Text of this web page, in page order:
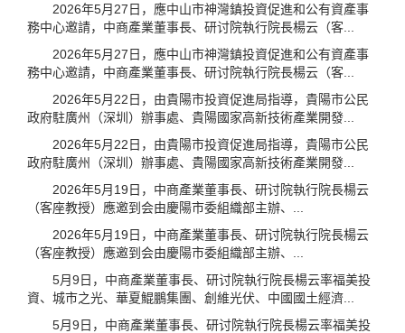
2026年5月27日，應中山市神灣鎮投資促進和公有資產事
務中心邀請，中商產業董事長、研讨院執行院長楊云（客...
2026年5月27日，應中山市神灣鎮投資促進和公有資產事
務中心邀請，中商產業董事長、研讨院執行院長楊云（客...
2026年5月22日，由貴陽市投資促進局指導，貴陽市公民
政府駐廣州（深圳）辦事處、貴陽國家高新技術產業開發...
2026年5月22日，由貴陽市投資促進局指導，貴陽市公民
政府駐廣州（深圳）辦事處、貴陽國家高新技術產業開發...
2026年5月19日，中商產業董事長、研讨院執行院長楊云
（客座教授）應邀到会由慶陽市委組織部主辦、...
2026年5月19日，中商產業董事長、研讨院執行院長楊云
（客座教授）應邀到会由慶陽市委組織部主辦、...
5月9日，中商產業董事長、研讨院執行院長楊云率福美投
資、城市之光、華夏鯤鵬集團、創維光伏、中國國土經濟...
5月9日，中商產業董事長、研讨院執行院長楊云率福美投